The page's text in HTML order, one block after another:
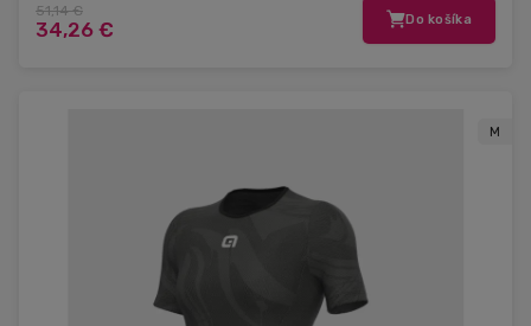
51,14 €
34,26 € Do košíka
M